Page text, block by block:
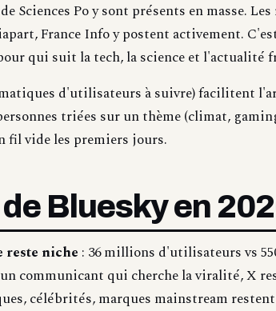
Sciences Po y sont présents en masse.
France Info y postent activement.
qui suit la tech, la science et l'actualité
d'utilisateurs à suivre) facilitent
triées sur un thème (climat,
fil vide les premiers jours.
de Bluesky en
reste niche : 36 millions d'utilisateurs vs
communicant qui cherche la viralité, X
célébrités, marques mainstream restent